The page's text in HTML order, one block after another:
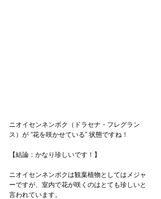
ニオイセンネンボク（ドラセナ・フレグラン
ス）が “花を咲かせている” 状態ですね！
【結論：かなり珍しいです！】
ニオイセンネンボクは観葉植物としてはメジャ
ーですが、室内で花が咲くのはとても珍しいと
言われています。